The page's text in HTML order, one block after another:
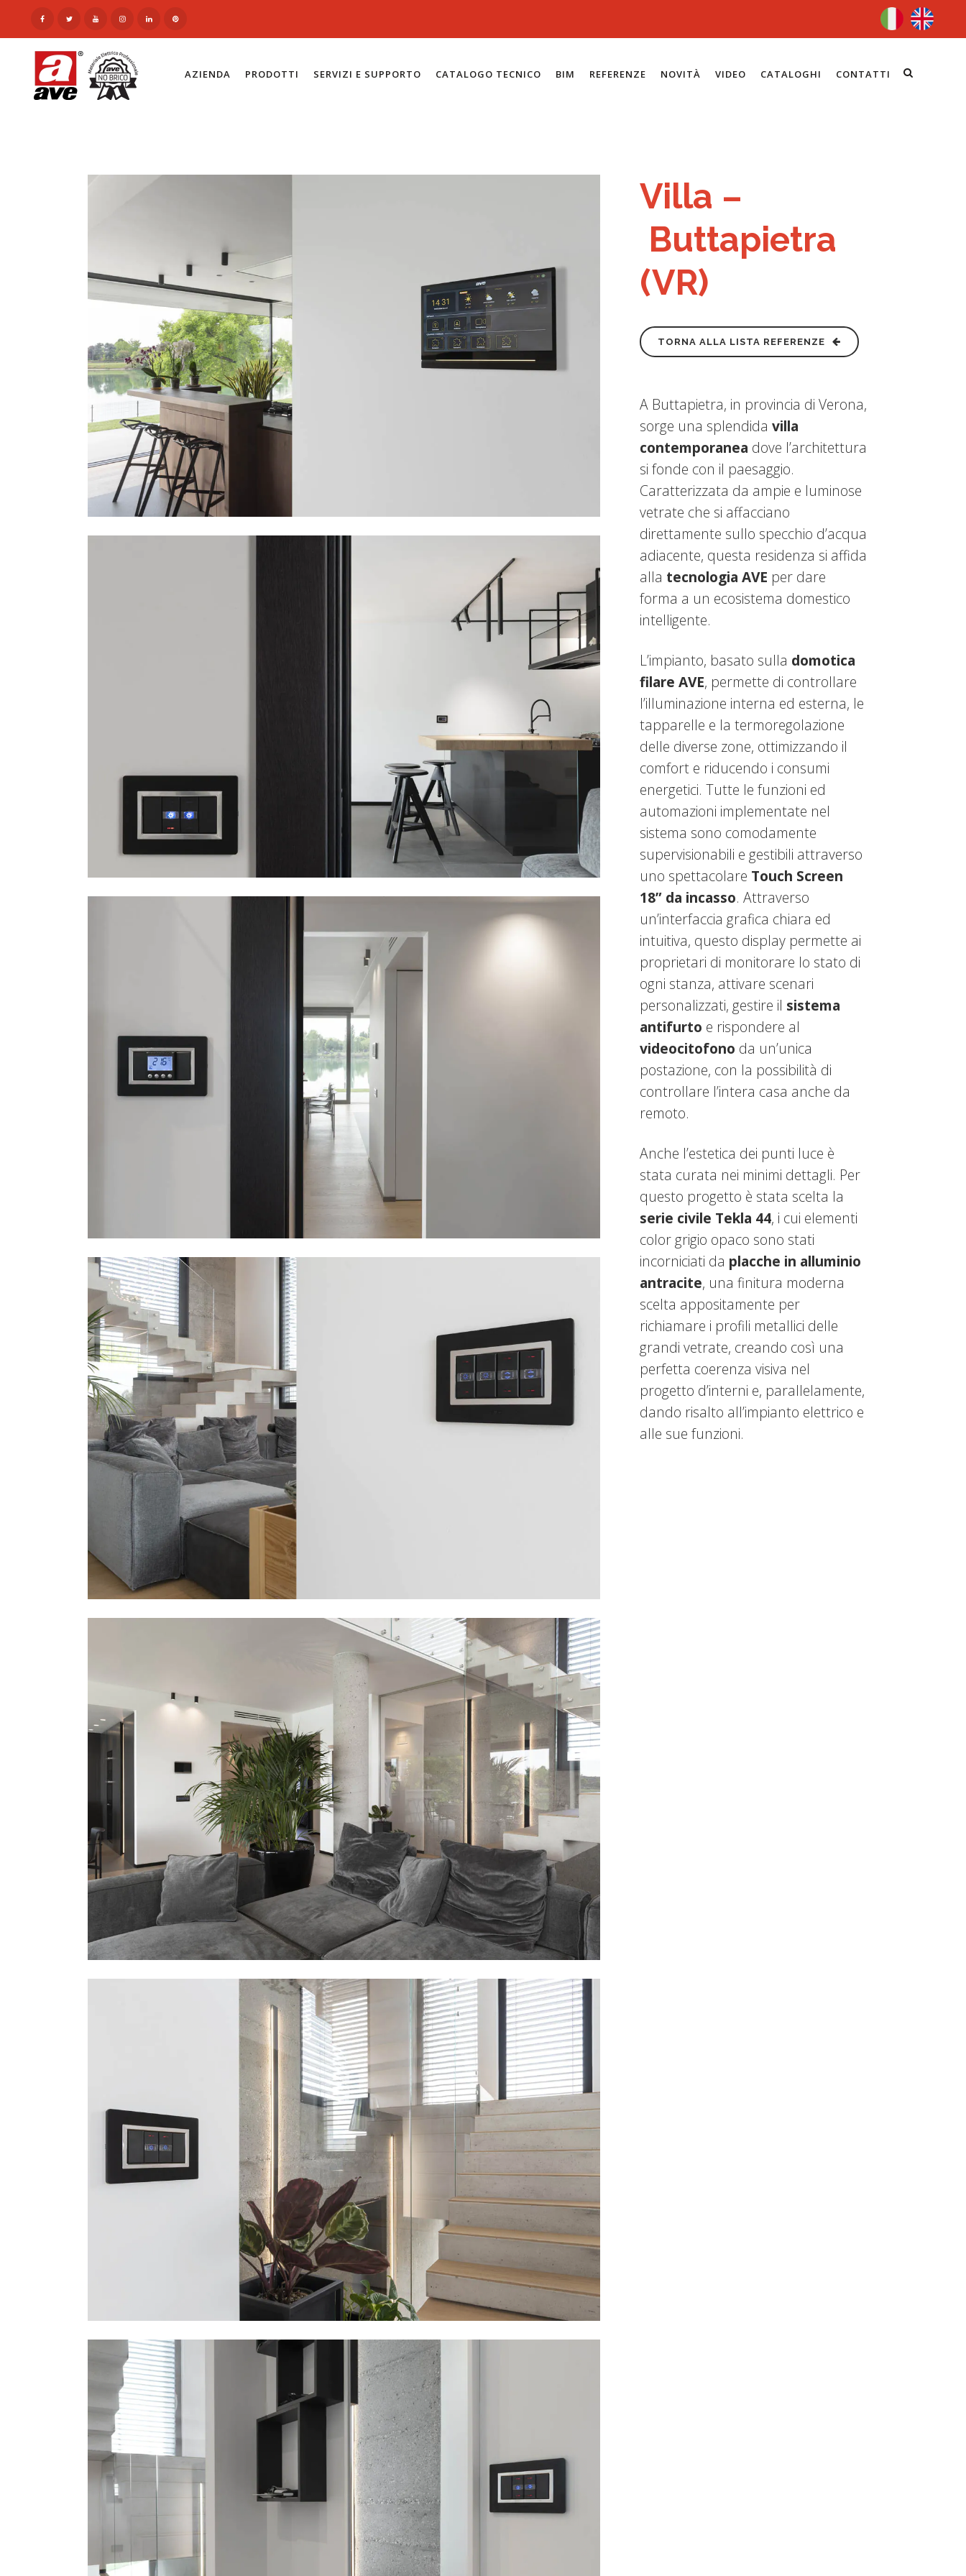
AZIENDA PRODOTTI SERVIZI E SUPPORTO CATALOGO TECNICO BIM REFERENZE NOVITÀ VIDEO CATALOGHI CONTATTI
Villa –
Buttapietra
(VR)
TORNA ALLA LISTA REFERENZE
A Buttapietra, in provincia di Verona,
sorge una splendidavilla
contemporanea dove l’architettura
si fonde con il paesaggio.
Caratterizzata da ampie e luminose
vetrate che si affacciano
direttamente sullo specchio d’acqua
adiacente, questa residenza si affida
alla tecnologia AVE per dare
forma a un ecosistema domestico
intelligente.
L’impianto, basato sulla domotica
filare AVE, permette di controllare
l’illuminazione interna ed esterna, le
tapparelle e la termoregolazione
delle diverse zone, ottimizzando il
comfort e riducendo i consumi
energetici. Tutte le funzioni ed
automazioni implementate nel
sistema sono comodamente
supervisionabili e gestibili attraverso
uno spettacolare Touch Screen
18” da incasso. Attraverso
un’interfaccia grafica chiara ed
intuitiva, questo display permette ai
proprietari di monitorare lo stato di
ogni stanza, attivare scenari
personalizzati, gestire il sistema
antifurto e rispondere al
videocitofono da un’unica
postazione, con la possibilità di
controllare l’intera casa anche da
remoto.
Anche l’estetica dei punti luce è
stata curata nei minimi dettagli. Per
questo progetto è stata scelta la
serie civile Tekla 44, i cui elementi
color grigio opaco sono stati
incorniciati da placche in alluminio
antracite, una finitura moderna
scelta appositamente per
richiamare i profili metallici delle
grandi vetrate, creando così una
perfetta coerenza visiva nel
progetto d’interni e, parallelamente,
dando risalto all’impianto elettrico e
alle sue funzioni.